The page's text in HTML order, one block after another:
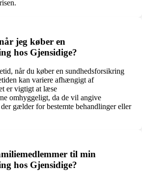
jeg køber en
hos Gjensidige?
når du køber en sundhedsforsikring
kan variere afhængigt af
er vigtigt at læse
omhyggeligt, da de vil angive
gælder for bestemte behandlinger eller
til min
hos Gjensidige?